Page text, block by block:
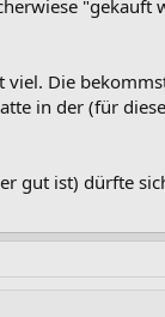
"gekauft
Die
in der (für
gut ist) dürfte